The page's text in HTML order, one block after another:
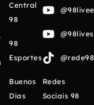
Central
98
98
Esportes
Buenos
Días
Redes
Sociais 98